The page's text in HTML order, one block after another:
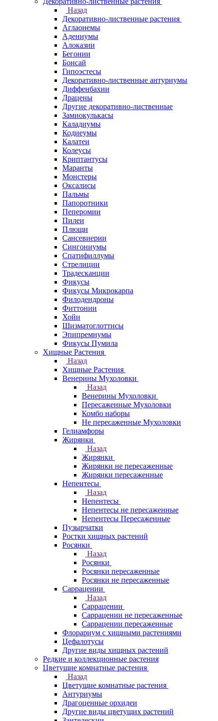
Назад
Декоративно-лиственные растения
Аглаонемы
Адениумы
Алоказии
Бегонии
Бонсай
Гипоэстесы
Декоративно-лиственные антуриумы
Диффенбахии
Драцены
Другие декоративно-лиственные
Замиокулькасы
Каладиумы
Кодиеумы
Калатеи
Колеусы
Криптантусы
Маранты
Монстеры
Оксалисы
Пальмы
Папоротники
Пеперомии
Пилеи
Плющи
Сансевиерии
Сингониумы
Спатифиллумы
Стрелиции
Традесканции
Фикусы
Фикусы Микрокарпа
Филодендроны
Фиттонии
Хойи
Шизматоглоттисы
Эпипремнумы
Фикусы Пумила
Хищные Растения
Назад
Хищные Растения
Венерины Мухоловки
Назад
Венерины Мухоловки
Пересаженные Мухоловки
Комбо наборы
Не пересаженные Мухоловки
Гелиамфоры
Жирянки
Назад
Жирянки
Жирянки не пересаженные
Жирянки пересаженные
Непентесы
Назад
Непентесы
Непентесы не пересаженные
Непентесы Пересаженные
Пузырчатки
Ростки хищных растений
Росянки
Назад
Росянки
Росянки пересаженные
Росянки не пересаженные
Саррацении
Назад
Саррацении
Саррацении не пересаженные
Саррацении пересаженные
Флорариум с хищными растениями
Цефалотусы
Другие виды хищных растений
Редкие и коллекционные растения
Цветущие комнатные растения
Назад
Цветущие комнатные растения
Антуриумы
Драгоценные орхидеи
Другие виды цветущих растений